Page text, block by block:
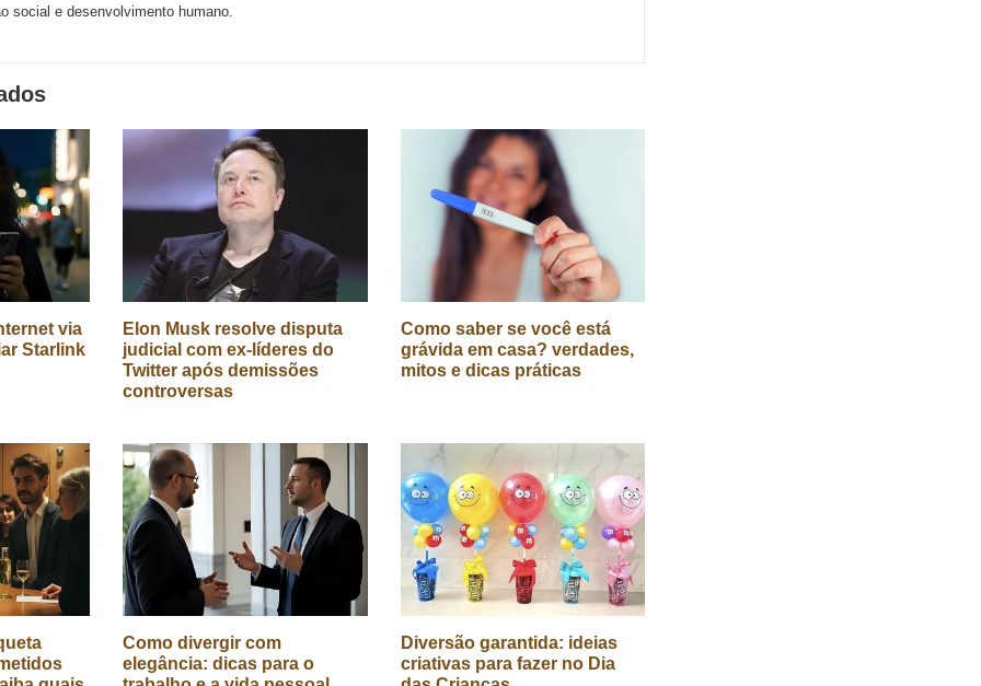
social e desenvolvimento humano.
via
Starlink
Elon Musk resolve disputa
judicial com ex-líderes do
Twitter após demissões
controversas
Como saber se você está
grávida em casa? verdades,
mitos e dicas práticas
Como divergir com
elegância: dicas para o
Diversão garantida: ideias
criativas para fazer no Dia